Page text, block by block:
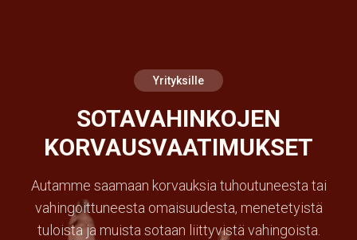
Yrityksille
SOTAVAHINKOJEN
KORVAUSVAATIMUKSET
Autamme saamaan korvauksia tuhoutuneesta tai
vahingoittuneesta omaisuudesta, menetetyistä
tuloista ja muista sotaan liittyvistä vahingoista.